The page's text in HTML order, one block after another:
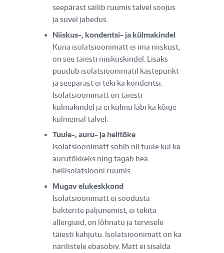
seepärast säilib ruumis talvel soojus
ja suvel jahedus.
Niiskus-, kondentsi- ja külmakindel
Kuna isolatsioonimatt ei ima niiskust,
on see täiesti niiskuskindel. Lisaks
puudub isolatsioonimatil kastepunkt
ja seepärast ei teki ka kondentsi.
Isolatsioonimatt on täiesti
külmakindel ja ei külmu läbi ka kõige
külmemal talvel.
Tuule-, auru- ja helitõke
Isolatsioonimatt sobib nii tuule kui ka
aurutõkkeks ning tagab hea
heliisolatsiooni ruumis.
Mugav elukeskkond
Isolatsioonimatt ei soodusta
bakterite paljunemist, ei tekita
allergiaid, on lõhnatu ja tervisele
täiesti kahjutu. Isolatsioonimatt on ka
närilistele ebasobiv. Matt ei sisalda